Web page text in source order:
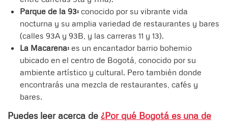
Parque de la 93: conocido por su vibrante vida
nocturna y su amplia variedad de restaurantes y bares
(calles 93A y 93B, y las carreras 11 y 13).
La Macarena: es un encantador barrio bohemio
ubicado en el centro de Bogotá, conocido por su
ambiente artístico y cultural. Pero también donde
encontrarás una mezcla de restaurantes, cafés y
bares.
Puedes leer acerca de ¿Por qué Bogotá es una de